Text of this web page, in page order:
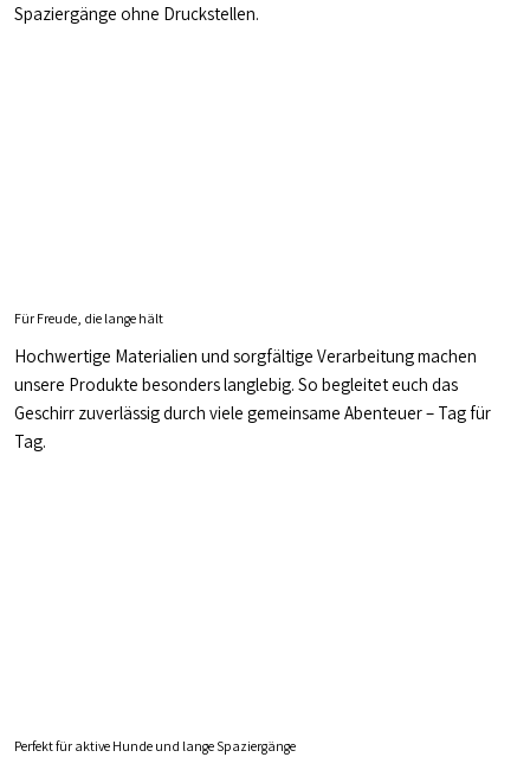
Spaziergänge ohne Druckstellen.
Für Freude, die lange hält
Hochwertige Materialien und sorgfältige Verarbeitung machen
unsere Produkte besonders langlebig. So begleitet euch das
Geschirr zuverlässig durch viele gemeinsame Abenteuer – Tag für
Tag.
Perfekt für aktive Hunde und lange Spaziergänge